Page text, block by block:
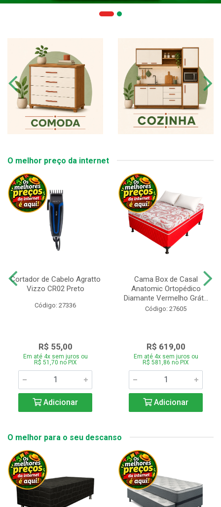
O melhor preço da internet
Cortador de Cabelo Agratto
Vizzo CR02 Preto
Código: 27336
R$ 55,00
Em até 4x sem juros ou
R$ 51,70 no PIX
Adicionar
Cama Box de Casal
Anatomic Ortopédico
Diamante Vermelho Grát...
Código: 27605
R$ 619,00
Em até 4x sem juros ou
R$ 581,86 no PIX
Adicionar
O melhor para o seu descanso